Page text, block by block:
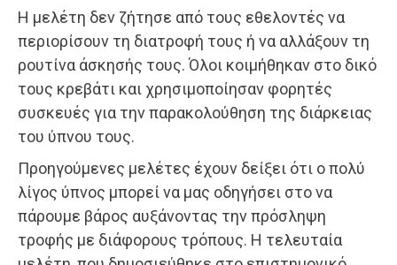
Η μελέτη δεν ζήτησε από τους εθελοντές να
περιορίσουν τη διατροφή τους ή να αλλάξουν τη
ρουτίνα άσκησής τους. Όλοι κοιμήθηκαν στο δικό
τους κρεβάτι και χρησιμοποίησαν φορητές
συσκευές για την παρακολούθηση της διάρκειας
του ύπνου τους.
Προηγούμενες μελέτες έχουν δείξει ότι ο πολύ
λίγος ύπνος μπορεί να μας οδηγήσει στο να
πάρουμε βάρος αυξάνοντας την πρόσληψη
τροφής με διάφορους τρόπους. Η τελευταία